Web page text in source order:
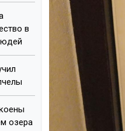
в
озера